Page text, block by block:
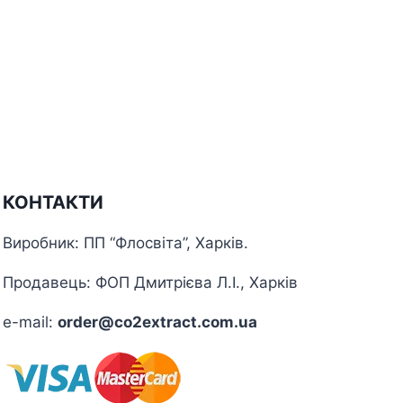
КОНТАКТИ
Виробник: ПП “Флосвіта”, Харків.
Продавець: ФОП Дмитрієва Л.І., Харків
e-mail: order@co2extract.com.ua